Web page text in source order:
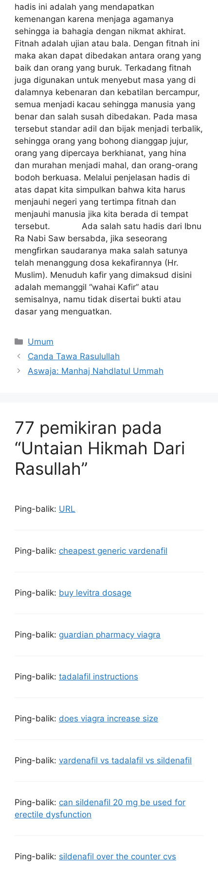
hadis ini adalah yang mendapatkan
kemenangan karena menjaga agamanya
sehingga ia bahagia dengan nikmat akhirat.
Fitnah adalah ujian atau bala. Dengan fitnah ini
maka akan dapat dibedakan antara orang yang
baik dan orang yang buruk. Terkadang fitnah
juga digunakan untuk menyebut masa yang di
dalamnya kebenaran dan kebatilan bercampur,
semua menjadi kacau sehingga manusia yang
benar dan salah susah dibedakan. Pada masa
tersebut standar adil dan bijak menjadi terbalik,
sehingga orang yang bohong dianggap jujur,
orang yang dipercaya berkhianat, yang hina
dan murahan menjadi mahal, dan orang-orang
bodoh berkuasa. Melalui penjelasan hadis di
atas dapat kita simpulkan bahwa kita harus
menjauhi negeri yang tertimpa fitnah dan
menjauhi manusia jika kita berada di tempat
tersebut. Ada salah satu hadis dari Ibnu
Ra Nabi Saw bersabda, jika seseorang
mengfirkan saudaranya maka salah satunya
telah menanggung dosa kekafirannya (Hr.
Muslim). Menuduh kafir yang dimaksud disini
adalah memanggil “wahai Kafir” atau
semisalnya, namu tidak disertai bukti atau
dasar yang menguatkan.
Umum
Canda Tawa Rasulullah
Aswaja: Manhaj Nahdlatul Ummah
77 pemikiran pada
“Untaian Hikmah Dari
Rasullah”
Ping-balik: URL
Ping-balik: cheapest generic vardenafil
Ping-balik: buy levitra dosage
Ping-balik: guardian pharmacy viagra
Ping-balik: tadalafil instructions
Ping-balik: does viagra increase size
Ping-balik: vardenafil vs tadalafil vs sildenafil
Ping-balik: can sildenafil 20 mg be used for
erectile dysfunction
Ping-balik: sildenafil over the counter cvs